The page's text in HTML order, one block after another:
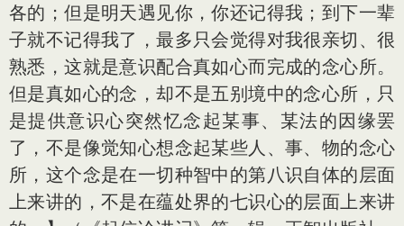
各的；但是明天遇见你，你还记得我；到下一辈
子就不记得我了，最多只会觉得对我很亲切、很
熟悉，这就是意识配合真如心而完成的念心所。
但是真如心的念，却不是五别境中的念心所，只
是提供意识心突然忆念起某事、某法的因缘罢
了，不是像觉知心想念起某些人、事、物的念心
所，这个念是在一切种智中的第八识自体的层面
上来讲的，不是在蕴处界的七识心的层面上来讲